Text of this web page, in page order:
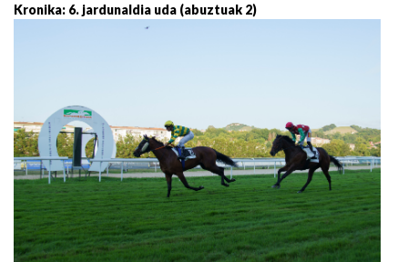
19/07 11:30
Kronika: 6. jardunaldia uda (abuztuak 2)